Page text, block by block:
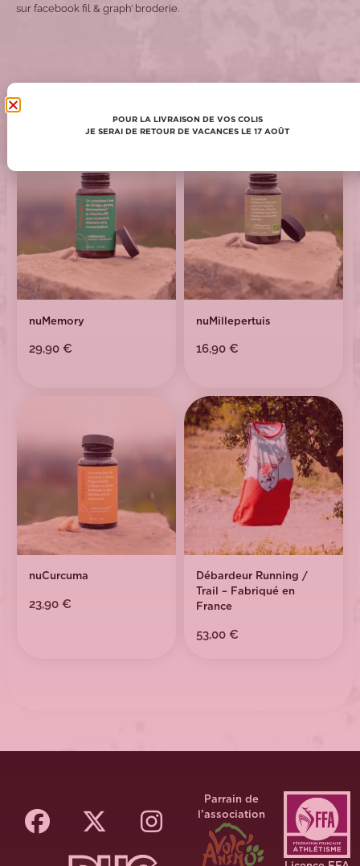
sur facebook fil & graph’ broderie.
POUR COMPLÉTER VOTRE COMMANDE !
nuMemory
29,90 €
nuMillepertuis
16,90 €
nuCurcuma
23,90 €
Débardeur Running /
Trail – Fabriqué en
France
53,00 €
Parrain de
l’association
POUR LA LIVRAISON DE VOS COLIS
JE SERAI DE RETOUR DE VACANCES LE 17 AOÛT